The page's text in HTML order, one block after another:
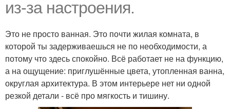
из-за настроения.
Это не просто ванная. Это почти жилая комната, в
которой ты задерживаешься не по необходимости, а
потому что здесь спокойно. Всё работает не на функцию,
а на ощущение: приглушённые цвета, утопленная ванна,
округлая архитектура. В этом интерьере нет ни одной
резкой детали - всё про мягкость и тишину.